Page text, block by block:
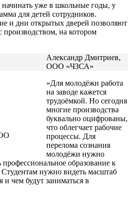
уже в школьные годы, у
для детей сотрудников.
и дни открытых дверей позволяют
производством, на котором
Александр Дмитриев,
ООО «ЧЗСА»
«Для молодёжи работа
на заводе кажется
трудоёмкой. Но сегодня
многие производства
буквально оцифрованы,
что облегчает рабочие
процессы. Для
перелома сознания
молодёжи нужно
образование к
Студентам нужно видеть масштаб
и чем будут заниматься в